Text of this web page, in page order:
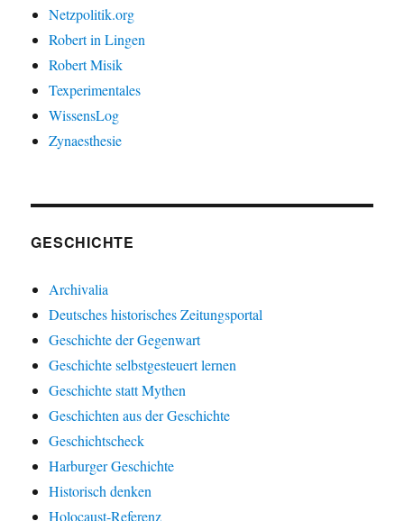
Netzpolitik.org
Robert in Lingen
Robert Misik
Texperimentales
WissensLog
Zynaesthesie
GESCHICHTE
Archivalia
Deutsches historisches Zeitungsportal
Geschichte der Gegenwart
Geschichte selbstgesteuert lernen
Geschichte statt Mythen
Geschichten aus der Geschichte
Geschichtscheck
Harburger Geschichte
Historisch denken
Holocaust-Referenz